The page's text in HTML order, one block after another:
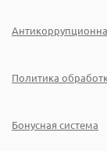
Политика
Бонусная система